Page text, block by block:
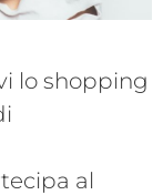
lo shopping
al